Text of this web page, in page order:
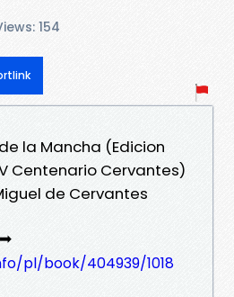
154
la Mancha (Edicion
Centenario Cervantes)
de Cervantes
pl/book/404939/1018